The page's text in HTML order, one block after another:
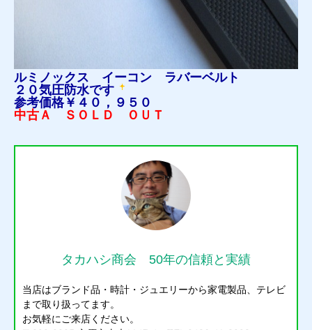
ルミノックス イーコン ラバーベルト
２０気圧防水です
参考価格￥４０，９５０
中古Ａ ＳＯＬＤ ＯＵＴ
タカハシ商会 50年の信頼と実績
当店はブランド品・時計・ジュエリーから家電製品、テレビ
まで取り扱ってます。
お気軽にご来店ください。